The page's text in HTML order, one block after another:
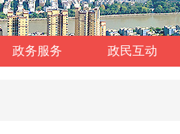
政务服务 政民互动